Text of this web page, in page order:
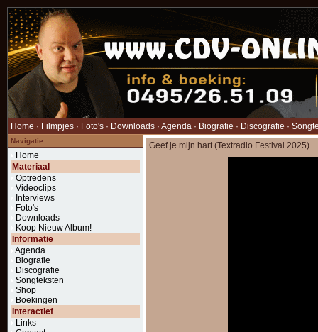
Home · Filmpjes · Foto's · Downloads · Agenda · Biografie · Discografie ·
Navigatie
Home
Materiaal
Optredens
Videoclips
Interviews
Foto's
Downloads
Koop Nieuw Album!
Informatie
Agenda
Biografie
Discografie
Songteksten
Shop
Boekingen
Interactief
Links
Geef je mijn hart (Textradio Festival 2025)